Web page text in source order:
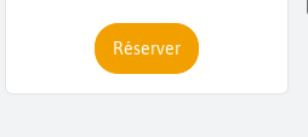
Réserver